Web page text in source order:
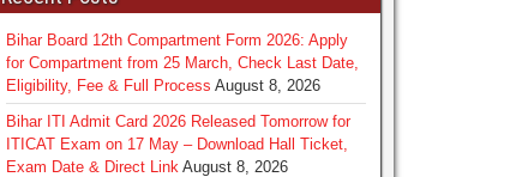
Bihar Board 12th Compartment Form 2026: Apply
for Compartment from 25 March, Check Last Date,
Eligibility, Fee & Full Process August 8, 2026
Bihar ITI Admit Card 2026 Released Tomorrow for
ITICAT Exam on 17 May – Download Hall Ticket,
Exam Date & Direct Link August 8, 2026